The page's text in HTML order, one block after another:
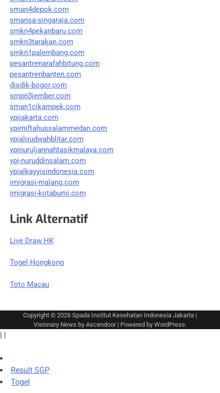
sman4depok.com
smansa-singaraja.com
smkn4pekanbaru.com
smkn3tarakan.com
smkn1palembang.com
pesantrenarafahbitung.com
pesantrenbanten.com
disdik-bogor.com
smpn3jember.com
sman1cikampek.com
ypijakarta.com
ypimiftahussalammedan.com
ypialqudwahblitar.com
ypinuruljannahtasikmalaya.com
ypi-nuruddinsalam.com
ypialkayyisindonesia.com
imigrasi-malang.com
imigrasi-kotabumi.com
Link Alternatif
Live Draw HK
Togel Hongkong
Toto Macau
Copyright © 2026 Spada Institut Kesehatan Indonesia Jakarta |
Visionary News by Ascendoor| Powered by WordPress.
Result SGP
Togel